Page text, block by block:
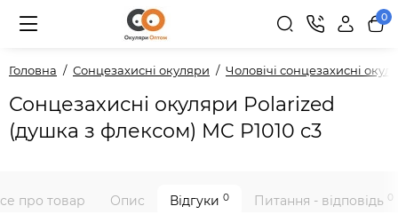
0
Головна Сонцезахисні окуляри Чоловічі сонцезахисні
Сонцезахисні окуляри Polarized
(душка з флексом) MC P1010 c3
про товар Опис Відгуки 0 Питання - відповідь 0